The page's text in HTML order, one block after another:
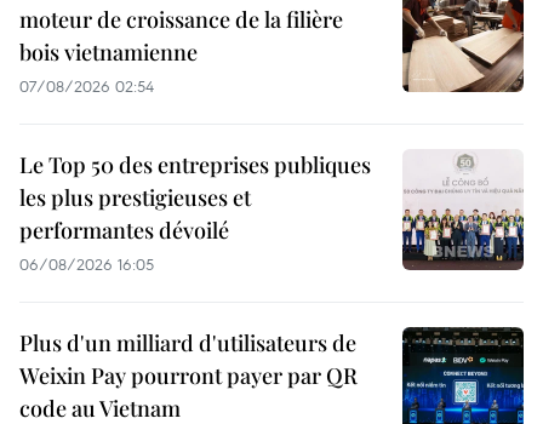
moteur de croissance de la filière
bois vietnamienne
07/08/2026 02:54
Le Top 50 des entreprises publiques
les plus prestigieuses et
performantes dévoilé
06/08/2026 16:05
Plus d'un milliard d'utilisateurs de
Weixin Pay pourront payer par QR
code au Vietnam